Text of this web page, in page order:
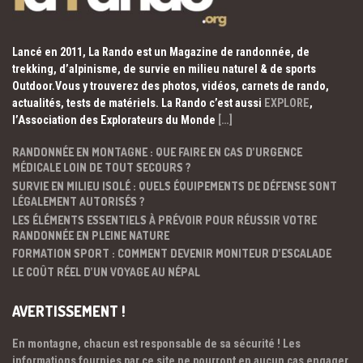
Lancé en 2011, La Rando est un Magazine de randonnée, de
trekking, d’alpinisme, de survie en milieu naturel & de sports
Outdoor.Vous y trouverez des photos, vidéos, carnets de rando,
actualités, tests de matériels. La Rando c’est aussi EXPLORE,
l’Association des Explorateurs du Monde […]
RANDONNÉE EN MONTAGNE : QUE FAIRE EN CAS D’URGENCE
MÉDICALE LOIN DE TOUT SECOURS ?
SURVIE EN MILIEU ISOLÉ : QUELS ÉQUIPEMENTS DE DÉFENSE SONT
LÉGALEMENT AUTORISÉS ?
LES ÉLÉMENTS ESSENTIELS À PRÉVOIR POUR RÉUSSIR VOTRE
RANDONNÉE EN PLEINE NATURE
FORMATION SPORT : COMMENT DEVENIR MONITEUR D’ESCALADE
LE COÛT RÉEL D’UN VOYAGE AU NÉPAL
AVERTISSEMENT !
En montagne, chacun est responsable de sa sécurité ! Les